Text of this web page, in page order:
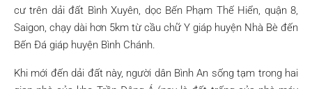
cư trên dải đất Bình Xuyên, dọc Bến Phạm Thế Hiển, quận 8,
Saigon, chạy dài hơn 5km từ cầu chữ Y giáp huyện Nhà Bè đến
Bến Đá giáp huyện Bình Chánh.
Khi mới đến dải đất này, người dân Bình An sống tạm trong hai